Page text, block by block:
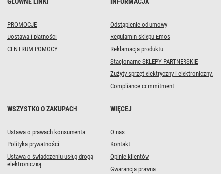
PROMOCJE
Dostawa i płatności
CENTRUM POMOCY
Odstąpienie od umowy
Regulamin sklepu Emos
Reklamacja produktu
Stacjonarne SKLEPY PARTNERSKIE
Zużyty sprzęt elektryczny i elektroniczny.
Compliance commitment
WSZYSTKO O ZAKUPACH
Ustawa o prawach konsumenta
Polityka prywatności
Ustawa o świadczeniu usług drogą
elektroniczną
WIĘCEJ
O nas
Kontakt
Opinie klientów
Gwarancja prawna